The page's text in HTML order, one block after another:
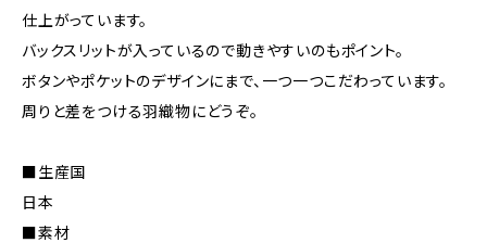
仕上がっています。
バックスリットが入っているので動きやすいのもポイント。
ボタンやポケットのデザインにまで、一つ一つこだわっています。
周りと差をつける羽織物にどうぞ。
■生産国
日本
■素材